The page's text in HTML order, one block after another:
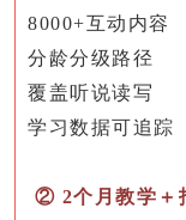
8000+互动内容
分龄分级路径
覆盖听说读写
学习数据可追踪
② 2个月教学＋